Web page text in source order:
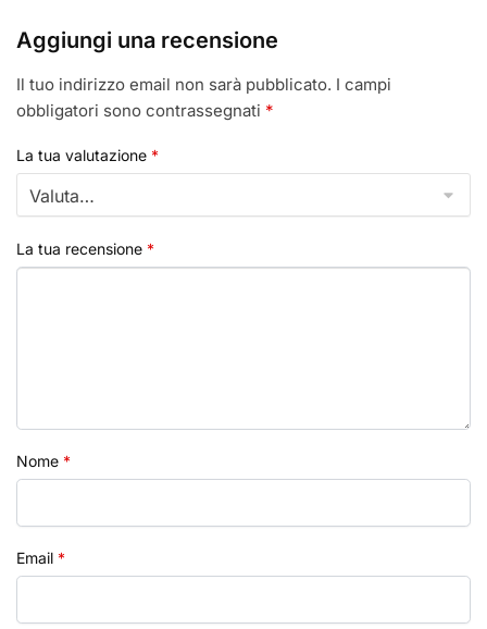
Aggiungi una recensione
Il tuo indirizzo email non sarà pubblicato. I campi
obbligatori sono contrassegnati *
La tua valutazione *
La tua recensione *
Nome *
Email *